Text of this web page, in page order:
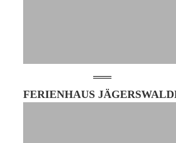
FERIENHAUS